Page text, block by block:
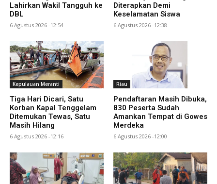
Lahirkan Wakil Tangguh ke
DBL
6 Agustus 2026 -12:54
Diterapkan Demi
Keselamatan Siswa
6 Agustus 2026 -12:38
Kepulauan Meranti
Tiga Hari Dicari, Satu
Korban Kapal Tenggelam
Ditemukan Tewas, Satu
Masih Hilang
6 Agustus 2026 -12:16
Riau
Pendaftaran Masih Dibuka,
830 Peserta Sudah
Amankan Tempat di Gowes
Merdeka
6 Agustus 2026 -12:00